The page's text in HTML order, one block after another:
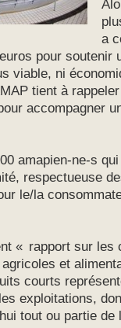
a
pour soutenir
viable, ni
tient à
accompagner
amapien-ne-s
respectueuse
le/la
« rapport sur les
et
courts
exploitations,
tout ou partie